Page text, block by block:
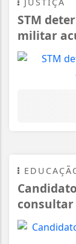
STM
militar
consultar